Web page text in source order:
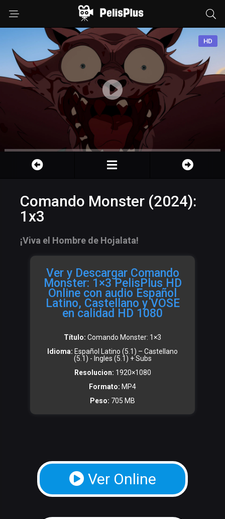
HD
Comando Monster (2024):
1x3
¡Viva el Hombre de Hojalata!
Ver y Descargar Comando
Monster: 1×3 PelisPlus HD
Online con audio Español
Latino, Castellano y VOSE
en calidad HD 1080
Título: Comando Monster: 1×3
Idioma: Español Latino (5.1) – Castellano
(5.1) - Ingles (5.1) + Subs
Resolucion: 1920×1080
Formato: MP4
Peso: 705 MB
Ver Online